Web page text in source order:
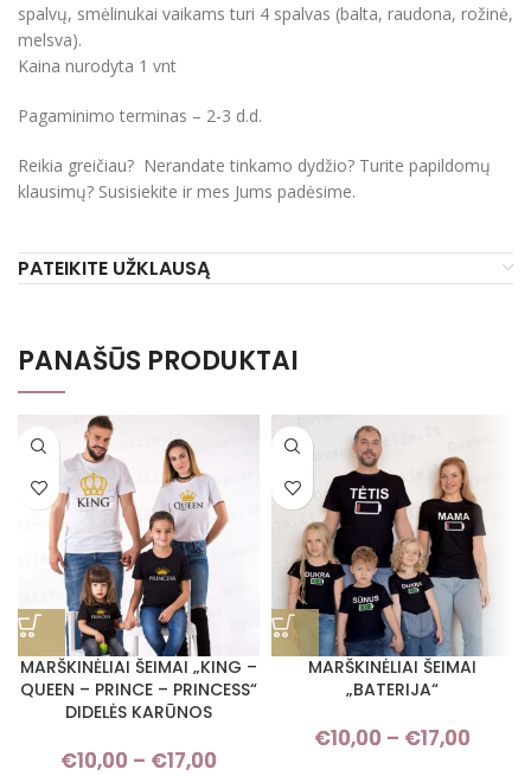
spalvų, smėlinukai vaikams turi 4 spalvas (balta, raudona, rožinė,
melsva).
Kaina nurodyta 1 vnt
Pagaminimo terminas – 2-3 d.d.
Reikia greičiau? Nerandate tinkamo dydžio? Turite papildomų
klausimų? Susisiekite ir mes Jums padėsime.
PATEIKITE UŽKLAUSĄ
PANAŠŪS PRODUKTAI
MARŠKINĖLIAI ŠEIMAI „KING –
QUEEN – PRINCE – PRINCESS“
DIDELĖS KARŪNOS
€10,00 – €17,00
MARŠKINĖLIAI ŠEIMAI
„BATERIJA“
€10,00 – €17,00